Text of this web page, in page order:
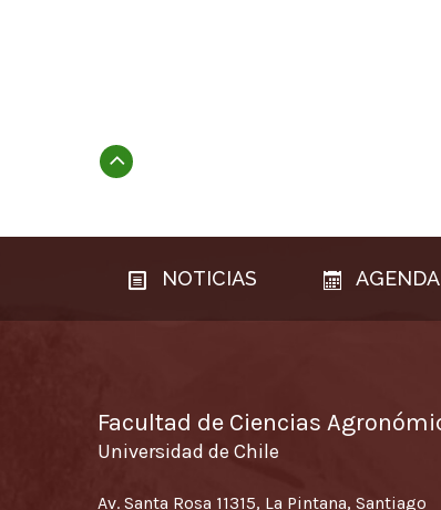
Subir
NOTICIAS AGENDA
Facultad de Ciencias
Universidad de Chile
Av. Santa Rosa 11315, La Pintana, Santiago